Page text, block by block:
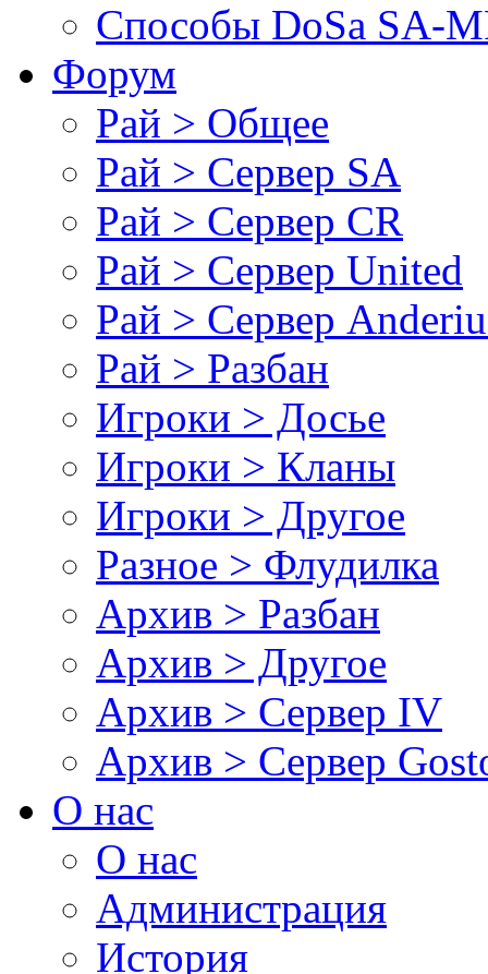
Cпособы DoSа SA-
Форум
Рай > Общее
Рай > Сервер SA
Рай > Сервер CR
Рай > Сервер United
Рай > Сервер
Рай > Разбан
Игроки > Досье
Игроки > Кланы
Игроки > Другое
Разное > Флудилка
Архив > Разбан
Архив > Другое
Архив > Сервер IV
Архив > Сервер
О нас
О нас
Администрация
История